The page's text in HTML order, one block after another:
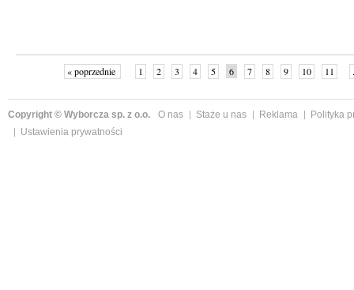
« poprzednie 1 2 3 4 5 6 7 8 9 10 11
Copyright © Wyborcza sp. z o.o. O nas Staże u nas Reklama
Polityka
Ustawienia prywatności